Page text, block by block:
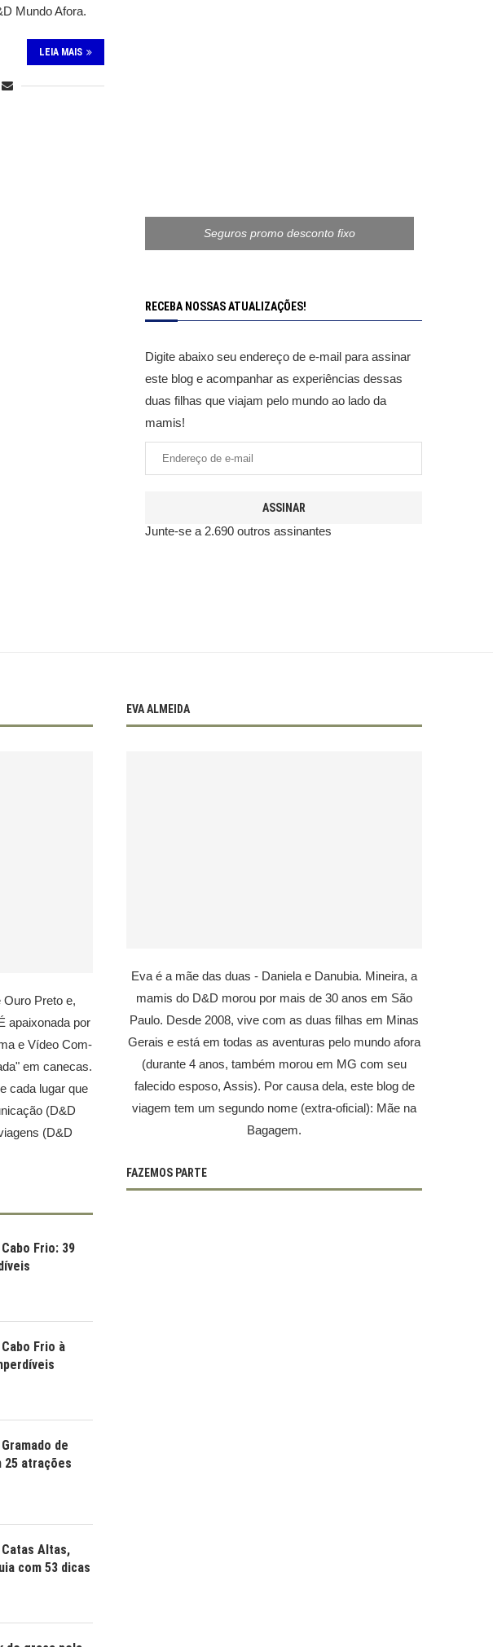
Mundo Afora.
LEIA MAIS
Seguros promo desconto fixo
RECEBA NOSSAS ATUALIZAÇÕES!
Digite abaixo seu endereço de e-mail para assinar
este blog e acompanhar as experiências dessas
duas filhas que viajam pelo mundo ao lado da
mamis!
ASSINAR
Junte-se a 2.690 outros assinantes
Ouro Preto e,
apaixonada por
e Vídeo Com-
em canecas.
cada lugar que
(D&D
(D&D
Frio: 39
Frio à
de
25 atrações
Altas,
com 53 dicas
EVA ALMEIDA
Eva é a mãe das duas - Daniela e Danubia. Mineira, a
mamis do D&D morou por mais de 30 anos em São
Paulo. Desde 2008, vive com as duas filhas em Minas
Gerais e está em todas as aventuras pelo mundo afora
(durante 4 anos, também morou em MG com seu
falecido esposo, Assis). Por causa dela, este blog de
viagem tem um segundo nome (extra-oficial): Mãe na
Bagagem.
FAZEMOS PARTE